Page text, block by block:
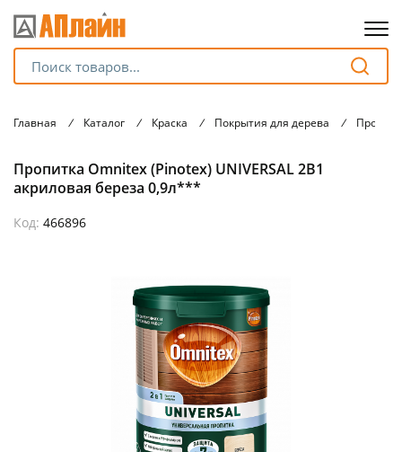
Главная / Каталог / Краска / Покрытия для дерева /
Пропитка Omnitex (Pinotex) UNIVERSAL 2В1
акриловая береза 0,9л***
Код: 466896
оплатуна части
без переплат
Добавляйте товары